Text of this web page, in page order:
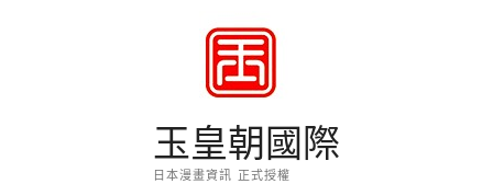
玉皇朝國際
日本漫畫資訊 正式授權